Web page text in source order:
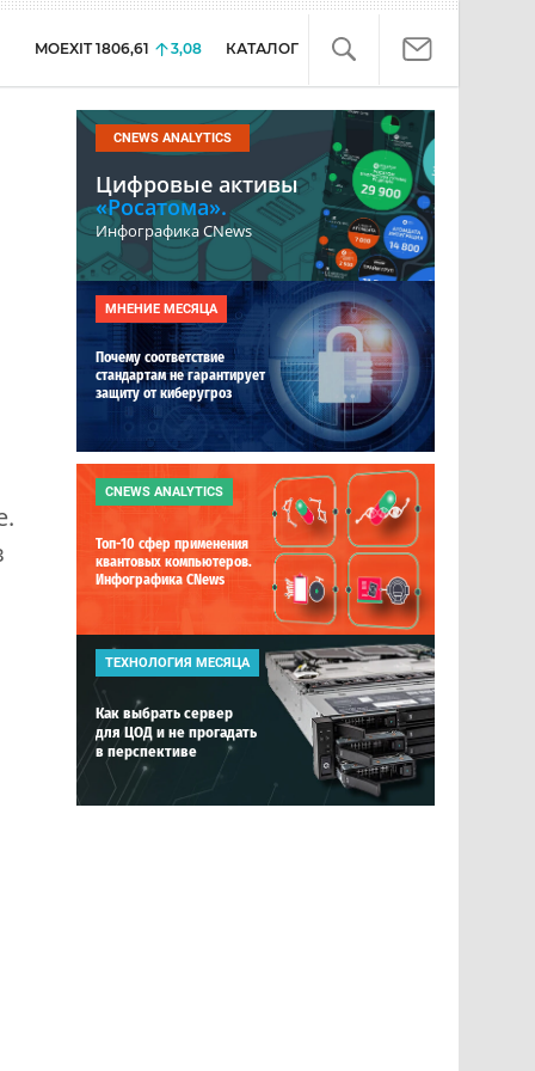
MOEXIT 1806,61 3,08 КАТАЛОГ
CNEWS ANALYTICS
Цифровые активы
«Росатома».
Инфографика CNews
МНЕНИЕ МЕСЯЦА
Почему соответствие
стандартам не гарантирует
защиту от киберугроз
CNEWS ANALYTICS
Топ-10 сфер применения
квантовых компьютеров.
Инфографика CNews
ТЕХНОЛОГИЯ МЕСЯЦА
Как выбрать сервер
для ЦОД и не прогадать
в перспективе